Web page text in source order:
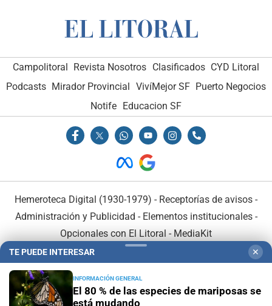
Campolitoral Revista Nosotros Clasificados CYD Litoral
Podcasts Mirador Provincial VivíMejor SF Puerto Negocios
Notife Educacion SF
Hemeroteca Digital (1930-1979) - Receptorías de avisos -
Administración y Publicidad - Elementos institucionales-
Opcionales con El Litoral - MediaKit
TE PUEDE INTERESAR ✕
INFORMACIÓN GENERAL
El 80 % de las especies de mariposas se
está mudando